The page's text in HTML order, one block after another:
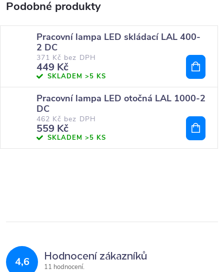
Pracovní lampa LED skládací LAL 400-
2 DC
371 Kč bez DPH
449 Kč
SKLADEM >5 KS
Pracovní lampa LED otočná LAL 1000-2
DC
462 Kč bez DPH
559 Kč
SKLADEM >5 KS
4,6 Hodnocení zákazníků
11 hodnocení